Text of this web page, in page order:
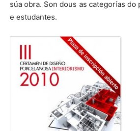
súa obra. Son dous as categorías
e estudantes.